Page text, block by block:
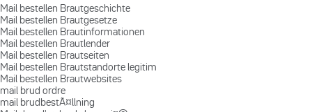
Mail bestellen Brautgeschichte
Mail bestellen Brautgesetze
Mail bestellen Brautinformationen
Mail bestellen Brautlender
Mail bestellen Brautseiten
Mail bestellen Brautstandorte legitim
Mail bestellen Brautwebsites
mail brud ordre
mail brudbestÃ¤llning